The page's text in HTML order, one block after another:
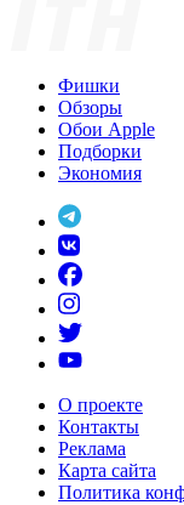
Фишки
Обзоры
Обои Apple
Подборки
Экономия
О проекте
Контакты
Реклама
Карта сайта
Политика